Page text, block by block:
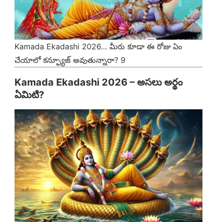
Kamada Ekadashi 2026… మీరు కూడా ఈ రోజు ఏం
చేయాలో కన్ఫ్యూజ్ అవుతున్నారా? 9
Kamada Ekadashi 2026 – అసలు అర్థం
ఏమిటి?